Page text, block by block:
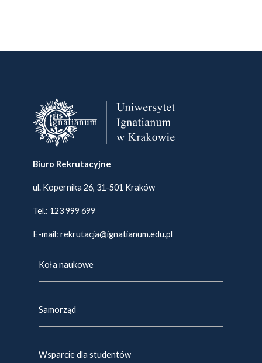
Biuro Rekrutacyjne
ul. Kopernika 26, 31-501 Kraków
Tel.: 123 999 699
E-mail: rekrutacja@ignatianum.edu.pl
Koła naukowe
Samorząd
Wsparcie dla studentów